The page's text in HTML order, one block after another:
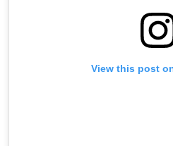
View this post